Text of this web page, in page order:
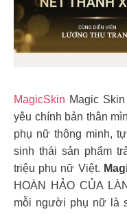
MagicSkin Magic
yêu chính bản thân
phụ nữ thông minh,
sinh thái sản phẩm
triệu phụ nữ Việt.
HOÀN HẢO CỦA
mỗi người phụ nữ là